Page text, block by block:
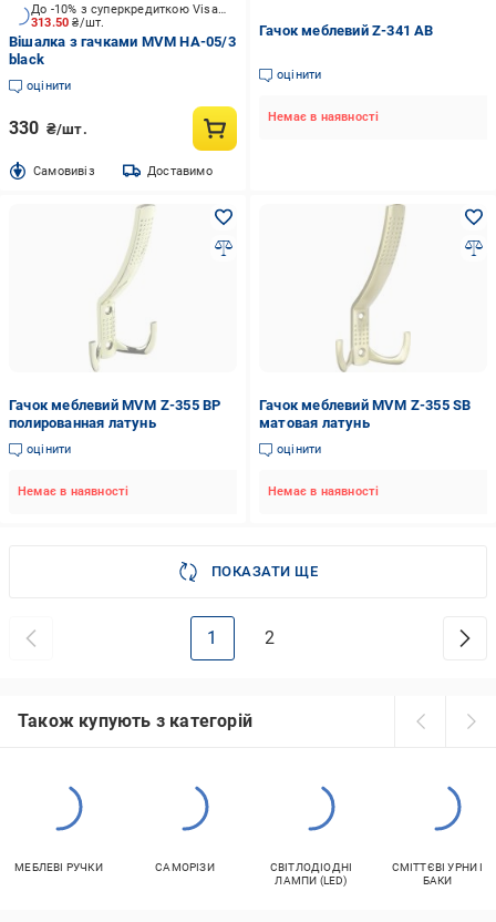
313.50₴/шт.
До -10% з суперкредиткою Visa Вигода
Вішалка з гачками MVM HA-05/3
black
оцінити
330 ₴/шт.
Cамовивіз Доставимо
Гачок меблевий Z-341 AB
оцінити
Немає в наявності
Гачок меблевий MVM Z-355 BP
полированная латунь
оцінити
Немає в наявності
Гачок меблевий MVM Z-355 SB
матовая латунь
оцінити
Немає в наявності
ПОКАЗАТИ ЩЕ
1 2
Також купують з категорій
МЕБЛЕВІ РУЧКИ САМОРІЗИ
СВІТЛОДІОДНІ
ЛАМПИ (LED)
СМІТТЄВІ УРНИ І
БАКИ